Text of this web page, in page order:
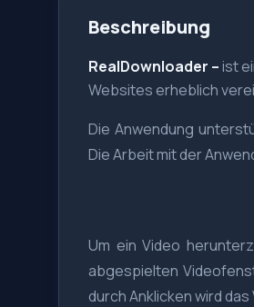
Beschreibung
RealDownloader –ist
Websites erheblich
Die Anwendung
Die Arbeit mit der
Um ein Video
abgespielten
durch Anklicken wird